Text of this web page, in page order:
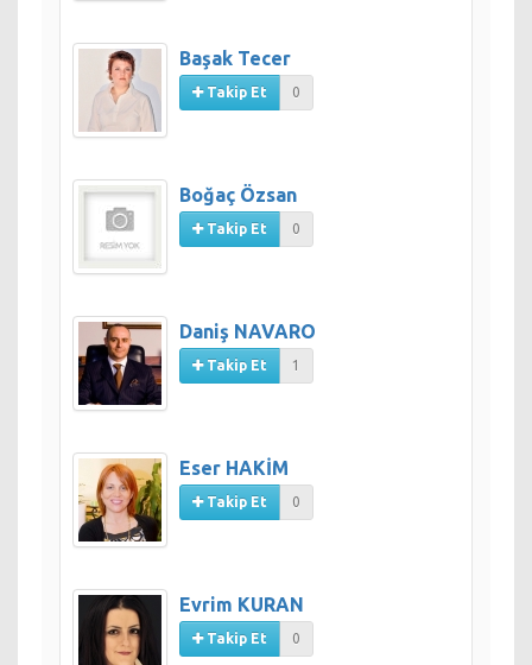
Başak Tecer
Takip Et 0
Boğaç Özsan
Takip Et 0
Daniş NAVARO
Takip Et 1
Eser HAKİM
Takip Et 0
Evrim KURAN
Takip Et 0